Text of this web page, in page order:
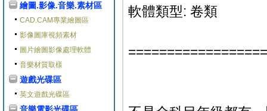
繪圖.影像.音樂.素材區
CAD.CAM專業繪圖區
影像圖庫視頻素材
圖片繪圖影像處理軟體
音樂材質取樣
遊戲光碟區
英文遊戲光碟區
軟體類型: 卷類